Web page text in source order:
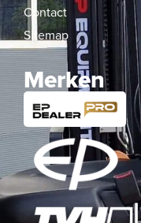
Contact
Sitemap
Merken